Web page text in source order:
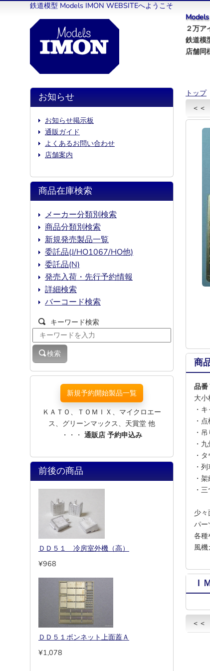
鉄道模型 Models IMON WEBSITEへようこそ
２万
鉄道模
店舗同
トップ
＜＜
商
品番
大
・
・
・
・
・
・
・
・
少
パー
各種
風機
Ｉ
＜＜
お知らせ
お知らせ掲示板
通販ガイド
よくあるお問い合わせ
店舗案内
商品在庫検索
メーカー分類別検索
商品分類別検索
新規発売製品一覧
委託品(J/HO1067/HO他)
委託品(N)
発売入荷・先行予約情報
詳細検索
バーコード検索
キーワード検索
検索
新規予約開始製品一覧
ＫＡＴＯ、ＴＯＭＩＸ、マイクロエー
ス、グリーンマックス、天賞堂 他
・・・ 通販店 予約申込み
前後の商品
ＤＤ５１ 冷房室外機（高）
¥968
ＤＤ５１ボンネット上面蓋Ａ
¥1,078